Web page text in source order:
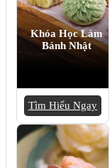
Khóa Học Làm
Bánh Nhật
Tìm Hiểu Ngay